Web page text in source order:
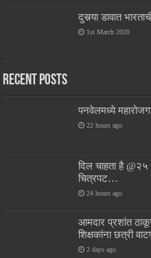
दुसर्‍या डावात
1st March 2020
Recent Posts
पनवेलमध्ये
22 hours ago
दिल चाहता है @२५
चित्रपट…
24 hours ago
आमदार प्रशांत ठाकूर
शिक्षकांना छत्री
2 days ago